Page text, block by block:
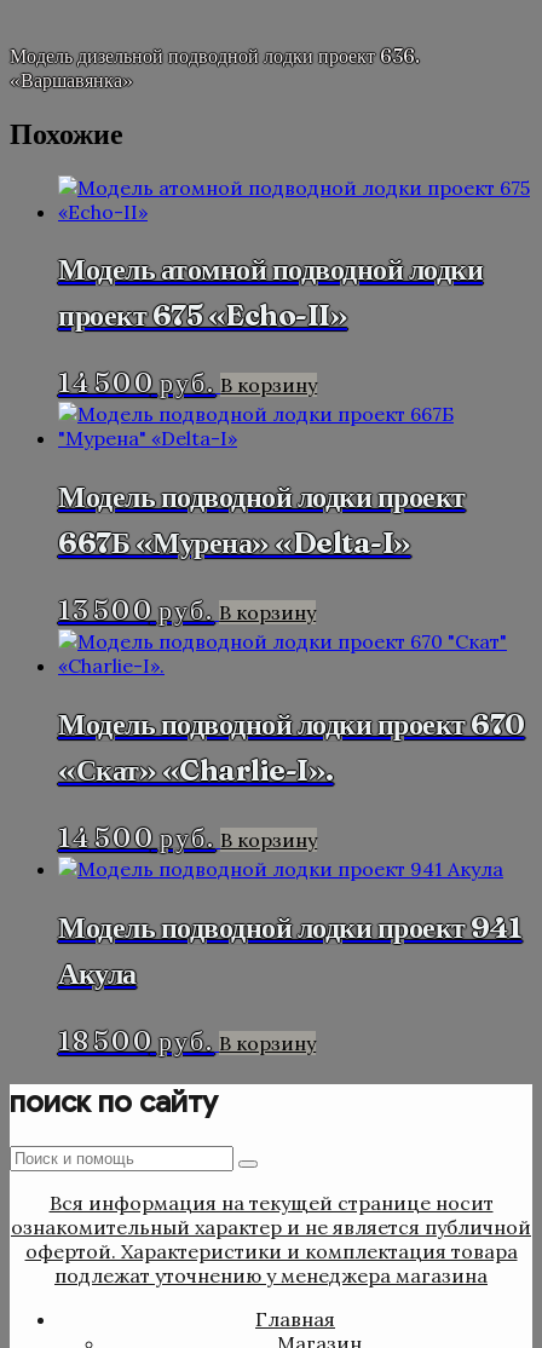
Модель дизельной подводной лодки проект 636.
«Варшавянка»
Похожие
Модель атомной подводной лодки
проект 675 «Echo-II»
14 500руб. В корзину
Модель подводной лодки проект
667Б «Мурена» «Delta-I»
13 500руб. В корзину
Модель подводной лодки проект 670
«Скат» «Charlie-I».
14 500руб. В корзину
Модель подводной лодки проект 941
Акула
18 500руб. В корзину
поиск по сайту
Поиск
:
Поиск
Вся информация на текущей странице носит
ознакомительный характер и не является публичной
офертой. Характеристики и комплектация товара
подлежат уточнению у менеджера магазина
Главная
Магазин